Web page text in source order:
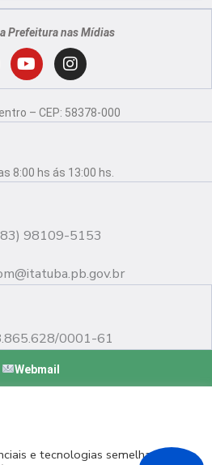
Prefeitura nas Mídias
Y
u
b
e
I
n
s
g
r
– CEP: 58378-000
8:00 hs ás 13:00 hs.
98109-5153
0001-61
Webmail
e tecnologias semelhantes de